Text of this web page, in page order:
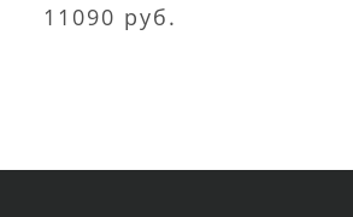
11090 руб.